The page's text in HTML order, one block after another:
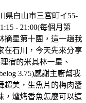
県白山市三宮町イ55-
- 21:00(每個月第
摘星第十團，這一趟我
在石川，今天先來分享
宿的米其林一星、
3.75)感謝主廚幫我
超美，生魚片的梅肉醬
，爐烤香魚怎麼可以這